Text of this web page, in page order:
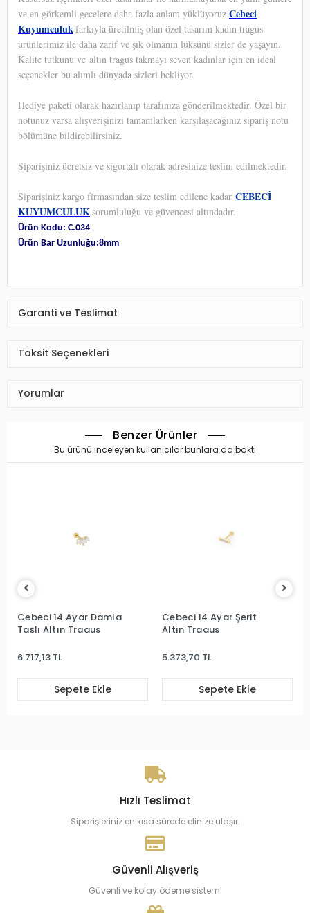
ve en görkemli gecelere daha fazla anlam yüklüyoruz.Cebeci
Kuyumculukfarkıyla üretilmiş olan özel tasarım kadın tragus
ürünlerimiz ile daha zarif ve şık olmanın lüksünü sizler de yaşayın.
Kalite tutkunu ve altın tragus takmayı seven kadınlar için en ideal
seçenekler bu alımlı dünyada sizleri bekliyor.
Hediye paketi olarak hazırlanıp tarafınıza gönderilmektedir. Özel bir
notunuz varsa alışverişinizi tamamlarken karşılaşacağınız sipariş notu
bölümüne bildirebilirsiniz.
Siparişiniz ücretsiz ve sigortalı olarak adresinize teslim edilmektedir.
Siparişiniz kargo firmasından size teslim edilene kadar CEBECİ
KUYUMCULUKsorumluluğu ve güvencesi altındadır.
Ürün Kodu: C.034
Ürün Bar Uzunluğu:8mm
Garanti ve Teslimat
Taksit Seçenekleri
Yorumlar
Benzer Ürünler
Bu ürünü inceleyen kullanıcılar bunlara da baktı
Cebeci 14 Ayar Damla
Taşlı Altın Tragus
6.717,13 TL
Sepete Ekle
Cebeci 14 Ayar Şerit
Altın Tragus
5.373,70 TL
Sepete Ekle
Hızlı Teslimat
Siparişleriniz en kısa sürede elinize ulaşır.
Güvenli Alışveriş
Güvenli ve kolay ödeme sistemi